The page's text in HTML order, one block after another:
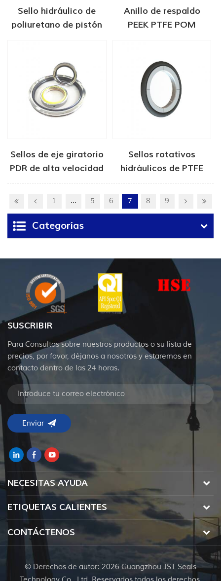
Sello hidráulico de
poliuretano de pistón
Anillo de respaldo
PEEK PTFE POM
Sellos de eje giratorio
PDR de alta velocidad
Sellos rotativos
hidráulicos de PTFE
1 ... 5 6 7 8 9
Categorías
SUSCRIBIR
Para Consultas sobre nuestros productos o su lista de
precios, por favor, déjanos a nosotros y estaremos en
contacto dentro de las 24 horas.
NECESITAS AYUDA
ETIQUETAS CALIENTES
CONTÁCTENOS
© Derechos de autor: 2026 Guangzhou JST Seals